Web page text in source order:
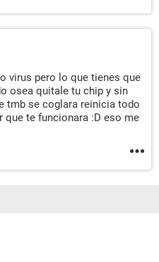
virus pero lo que tienes que
osea quitale tu chip y sin
tmb se coglara reinicia todo
que te funcionara :D eso me